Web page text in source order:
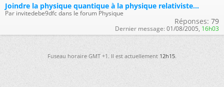
Joindre la physique quantique à la physique relativiste...
Par invitedebe9dfc dans le forum Physique
Réponses: 79
Dernier message: 01/08/2005, 16h03
Fuseau horaire GMT +1. Il est actuellement12h15.